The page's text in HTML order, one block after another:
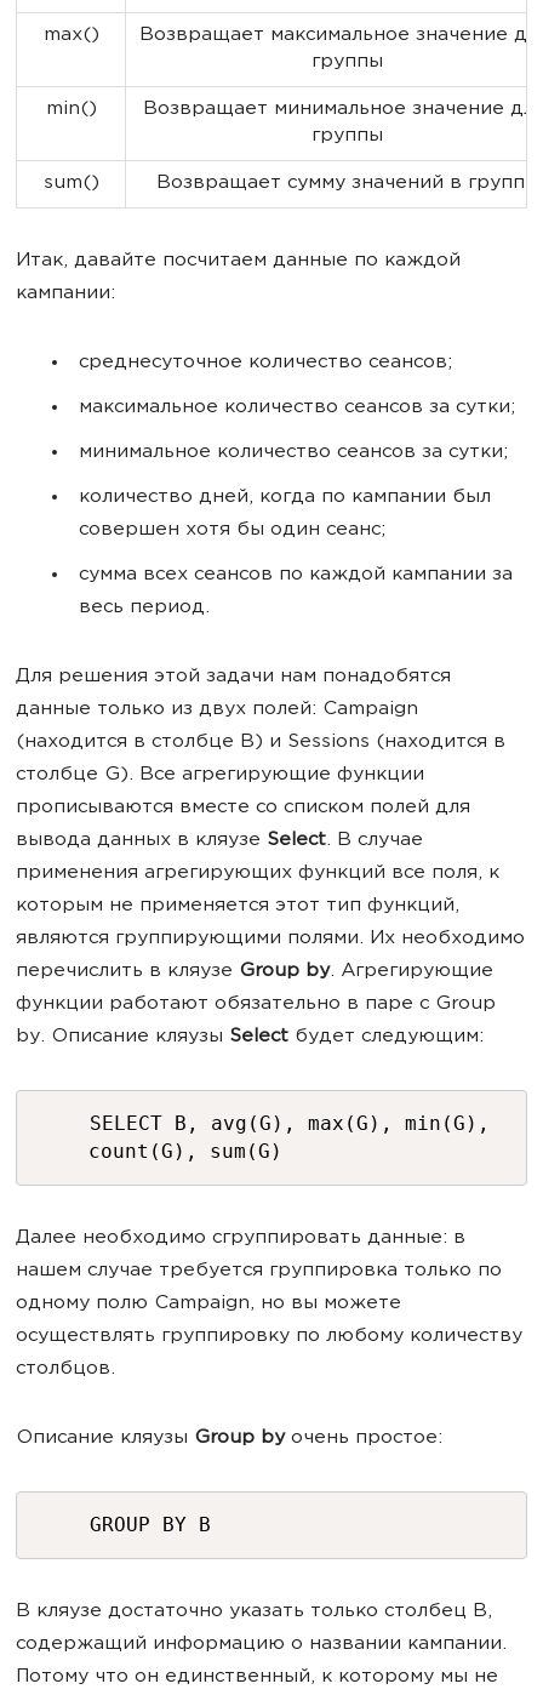
max()
Возвращает максимальное значение
группы
min()
Возвращает минимальное значение
группы
sum() Возвращает сумму значений в группе
Итак, давайте посчитаем данные по каждой
кампании:
среднесуточное количество сеансов;
максимальное количество сеансов за сутки;
минимальное количество сеансов за сутки;
количество дней, когда по кампании был
совершен хотя бы один сеанс;
сумма всех сеансов по каждой кампании за
весь период.
Для решения этой задачи нам понадобятся
данные только из двух полей: Campaign
(находится в столбце B) и Sessions (находится в
столбце G). Все агрегирующие функции
прописываются вместе со списком полей для
вывода данных в кляузе Select. В случае
применения агрегирующих функций все поля, к
которым не применяется этот тип функций,
являются группирующими полями. Их необходимо
перечислить в кляузе Group by. Агрегирующие
функции работают обязательно в паре с Group
by. Описание кляузы Select будет следующим:
SELECT B, avg(G), max(G), min(G),
count(G), sum(G)
Далее необходимо сгруппировать данные: в
нашем случае требуется группировка только по
одному полю Campaign, но вы можете
осуществлять группировку по любому количеству
столбцов.
Описание кляузы Group byочень простое:
GROUP BY B
В кляузе достаточно указать только столбец B,
содержащий информацию о названии кампании.
Потому что он единственный, к которому мы не